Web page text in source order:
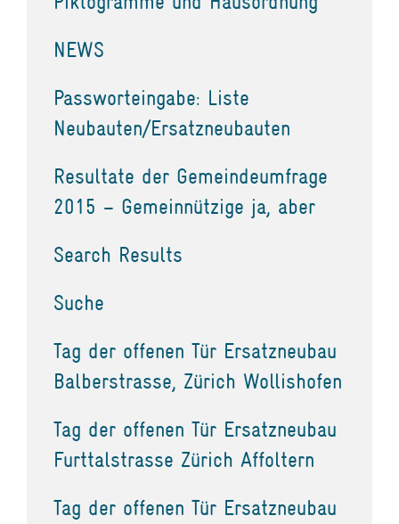
NEWS
Passworteingabe: Liste
Neubauten/Ersatzneubauten
Resultate der Gemeindeumfrage
2015 – Gemeinnützige ja, aber
Search Results
Suche
Tag der offenen Tür Ersatzneubau
Balberstrasse, Zürich Wollishofen
Tag der offenen Tür Ersatzneubau
Furttalstrasse Zürich Affoltern
Tag der offenen Tür Ersatzneubau